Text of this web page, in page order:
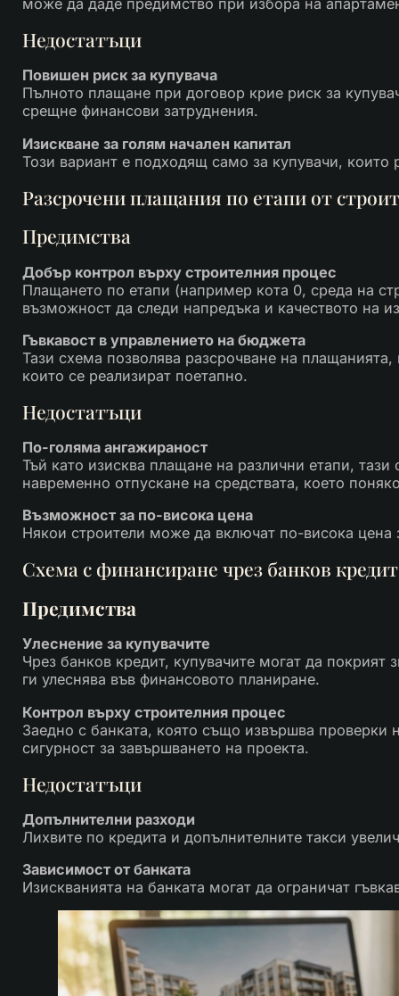
може да даде предимство при избора на
Недостатъци
Повишен риск за купувача
Пълното плащане при договор крие риск за
срещне финансови затруднения.
Изискване за голям начален капитал
Този вариант е подходящ само за купувачи,
Разсрочени плащания по етапи от
Предимства
Добър контрол върху строителния процес
Плащането по етапи (например кота 0, среда на
възможност да следи напредъка и качеството на
Гъвкавост в управлението на бюджета
Тази схема позволява разсрочване на
които се реализират поетапно.
Недостатъци
По-голяма ангажираност
Тъй като изисква плащане на различни етапи,
навременно отпускане на средствата, което
Възможност за по-висока цена
Някои строители може да включат по-висока цена
Схема с финансиране чрез банков кредит
Предимства
Улеснение за купувачите
Чрез банков кредит, купувачите могат да покрият
ги улеснява във финансовото планиране.
Контрол върху строителния процес
Заедно с банката, която също извършва проверки
сигурност за завършването на проекта.
Недостатъци
Допълнителни разходи
Лихвите по кредита и допълнителните такси
Зависимост от банката
Изискванията на банката могат да ограничат